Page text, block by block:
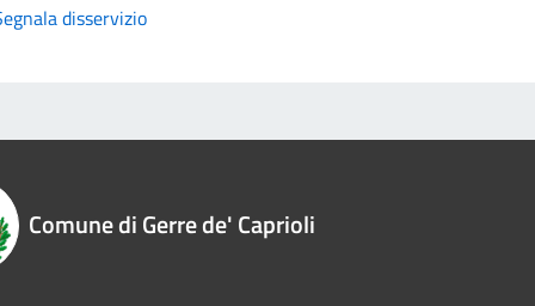
disservizio
Comune di Gerre de' Caprioli